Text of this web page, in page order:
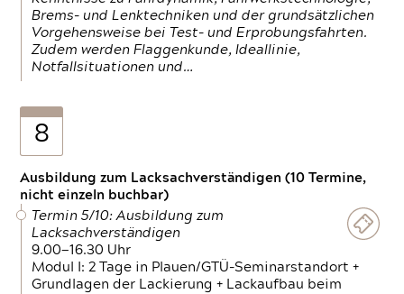
Brems- und Lenktechniken und der grundsätzlichen
Vorgehensweise bei Test- und Erprobungsfahrten.
Zudem werden Flaggenkunde, Ideallinie,
Notfallsituationen und…
8
Ausbildung zum Lacksachverständigen (10 Termine,
nicht einzeln buchbar)
Termin 5/10: Ausbildung zum
Lacksachverständigen
9.00—16.30 Uhr
Modul I: 2 Tage in Plauen/GTÜ-Seminarstandort +
Grundlagen der Lackierung + Lackaufbau beim